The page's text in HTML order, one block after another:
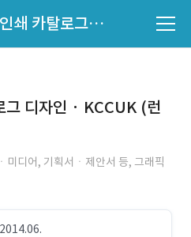
열변색 특수인쇄 카탈로그 디자인 · KCCUK (런던, 2014)
그 디자인 · KCCUK (런
미디어, 기획서ㆍ제안서 등, 그래픽